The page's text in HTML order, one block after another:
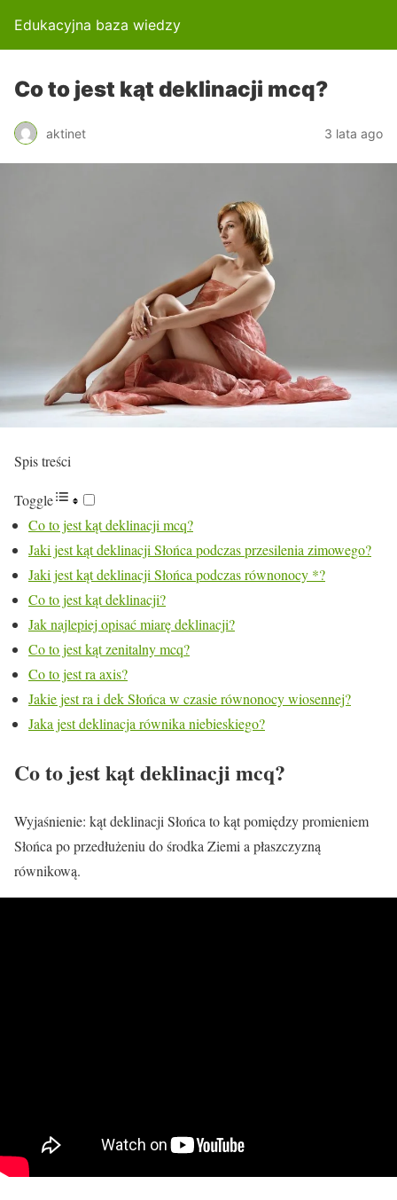
Edukacyjna baza wiedzy
Co to jest kąt deklinacji mcq?
aktinet 3 lata ago
Spis treści
Toggle
Co to jest kąt deklinacji mcq?
Jaki jest kąt deklinacji Słońca podczas przesilenia zimowego?
Jaki jest kąt deklinacji Słońca podczas równonocy *?
Co to jest kąt deklinacji?
Jak najlepiej opisać miarę deklinacji?
Co to jest kąt zenitalny mcq?
Co to jest ra axis?
Jakie jest ra i dek Słońca w czasie równonocy wiosennej?
Jaka jest deklinacja równika niebieskiego?
Co to jest kąt deklinacji mcq?
Wyjaśnienie: kąt deklinacji Słońca to kąt pomiędzy promieniem
Słońca po przedłużeniu do środka Ziemi a płaszczyzną
równikową.